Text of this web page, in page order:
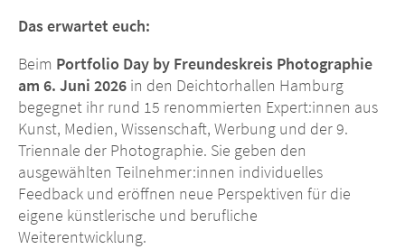
Das erwartet euch:
Beim Portfolio Day by Freundeskreis Photographie
am 6. Juni 2026 in den Deichtorhallen Hamburg
begegnet ihr rund 15 renommierten Expert:innen aus
Kunst, Medien, Wissenschaft, Werbung und der 9.
Triennale der Photographie. Sie geben den
ausgewählten Teilnehmer:innen individuelles
Feedback und eröffnen neue Perspektiven für die
eigene künstlerische und berufliche
Weiterentwicklung.